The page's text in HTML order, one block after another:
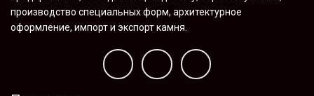
производство специальных форм, архитектурное
оформление, импорт и экспорт камня.